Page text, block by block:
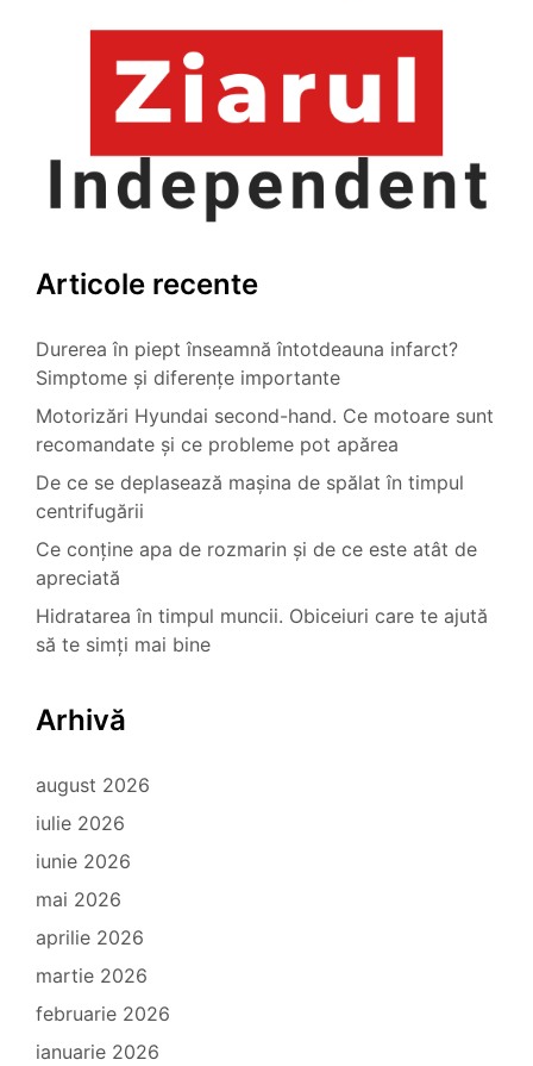
Articole recente
Durerea în piept înseamnă întotdeauna infarct?
Simptome și diferențe importante
Motorizări Hyundai second-hand. Ce motoare sunt
recomandate și ce probleme pot apărea
De ce se deplasează mașina de spălat în timpul
centrifugării
Ce conține apa de rozmarin și de ce este atât de
apreciată
Hidratarea în timpul muncii. Obiceiuri care te ajută
să te simți mai bine
Arhivă
august 2026
iulie 2026
iunie 2026
mai 2026
aprilie 2026
martie 2026
februarie 2026
ianuarie 2026